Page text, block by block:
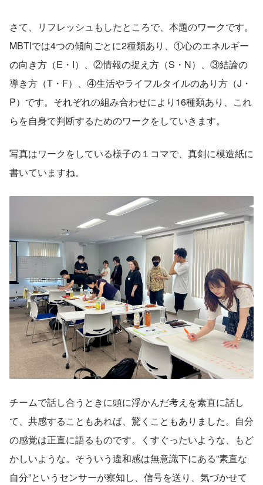
さて、リフレッシュもしたところで、本題のワークです。
MBTIでは4つの傾向ごとに2種類あり、①心のエネルギー
の向き方（E・I）、②情報の捉え方（S・N）、③結論の
導き方（T・F）、④生活やライフルタイルのあり方（J・
P）です。それぞれの組み合わせにより16種類あり、これ
らを自身で判断するためのワークをしていきます。
写真はワークをしている様子の１コマで、真剣に模造紙に
書いていますね。
チームで話し合うときに頭に浮かんだ考えを素直に話し
て、共感することもあれば、驚くこともありました。自分
の感覚は正直に語るものです。くすぐったいような、もど
かしいような。そういう違和感は無意識下にある”素直な
自分”というセンサーが察知し、信号を送り、気づかせて